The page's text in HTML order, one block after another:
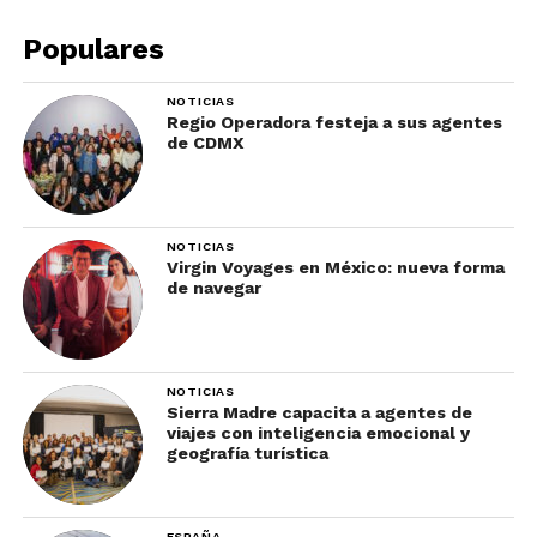
Si viajas por tierra…
Algo fundamental que debes tomar en cuenta es
que si nunca sacas a pasear en coche a tus
mascotas (especialmente perros), no es una buena
idea planear un viaje largo en carretera. Lo
anterior porque muchos animales tienden a
Populares
NOTICIAS
Regio Operadora festeja a sus agentes
de CDMX
NOTICIAS
Virgin Voyages en México: nueva forma
de navegar
NOTICIAS
Sierra Madre capacita a agentes de
viajes con inteligencia emocional y
geografía turística